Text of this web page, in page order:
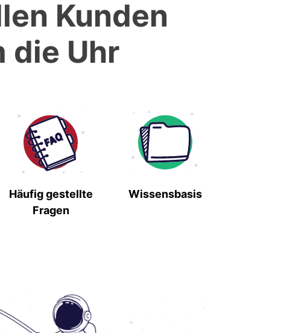
Kunden
die Uhr
Häufig gestellte
Fragen
Wissensbasis